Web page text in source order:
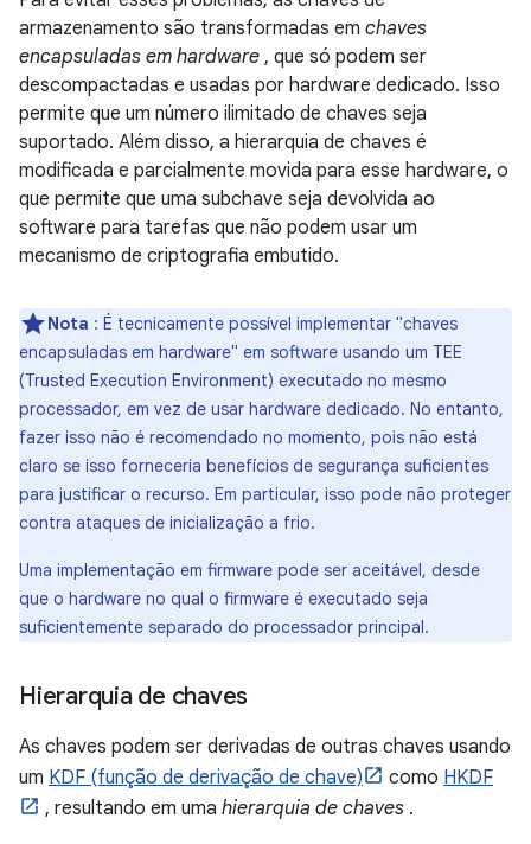
armazenamento são transformadas em chaves
encapsuladas em hardware , que só podem ser
descompactadas e usadas por hardware dedicado. Isso
permite que um número ilimitado de chaves seja
suportado. Além disso, a hierarquia de chaves é
modificada e parcialmente movida para esse hardware, o
que permite que uma subchave seja devolvida ao
software para tarefas que não podem usar um
mecanismo de criptografia embutido.
Nota : É tecnicamente possível implementar "chaves
encapsuladas em hardware" em software usando um TEE
(Trusted Execution Environment) executado no mesmo
processador, em vez de usar hardware dedicado. No entanto,
fazer isso não é recomendado no momento, pois não está
claro se isso forneceria benefícios de segurança suficientes
para justificar o recurso. Em particular, isso pode não proteger
contra ataques de inicialização a frio.
Uma implementação em firmware pode ser aceitável, desde
que o hardware no qual o firmware é executado seja
suficientemente separado do processador principal.
Hierarquia de chaves
As chaves podem ser derivadas de outras chaves usando
um KDF (função de derivação de chave) como HKDF
, resultando em uma hierarquia de chaves .